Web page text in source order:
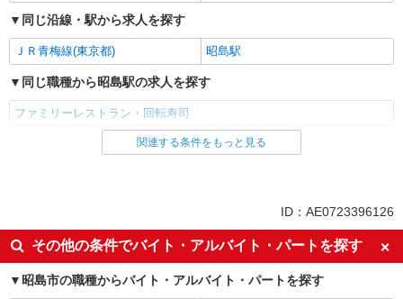
同じ沿線・駅から求人を探す
ＪＲ青梅線(東京都) 昭島駅
同じ職種から昭島駅の求人を探す
ファミリーレストラン・回転寿司
同じ雇用形態から昭島駅の求人を探す
未経験歓迎
高校生OK
フリーター歓迎
週2～3日勤務OK
短時間勤務（1日4h以内）OK
深夜
関連する条件をもっと見る
ID：AE0723396126
その他の条件でバイト・アルバイト・パートを探す
昭島市の職種からバイト・アルバイト・パートを探す